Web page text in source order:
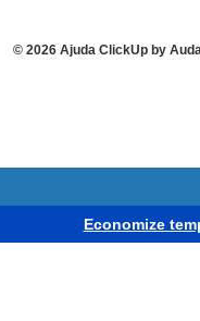
© 2026 Ajuda ClickUp by
Economize